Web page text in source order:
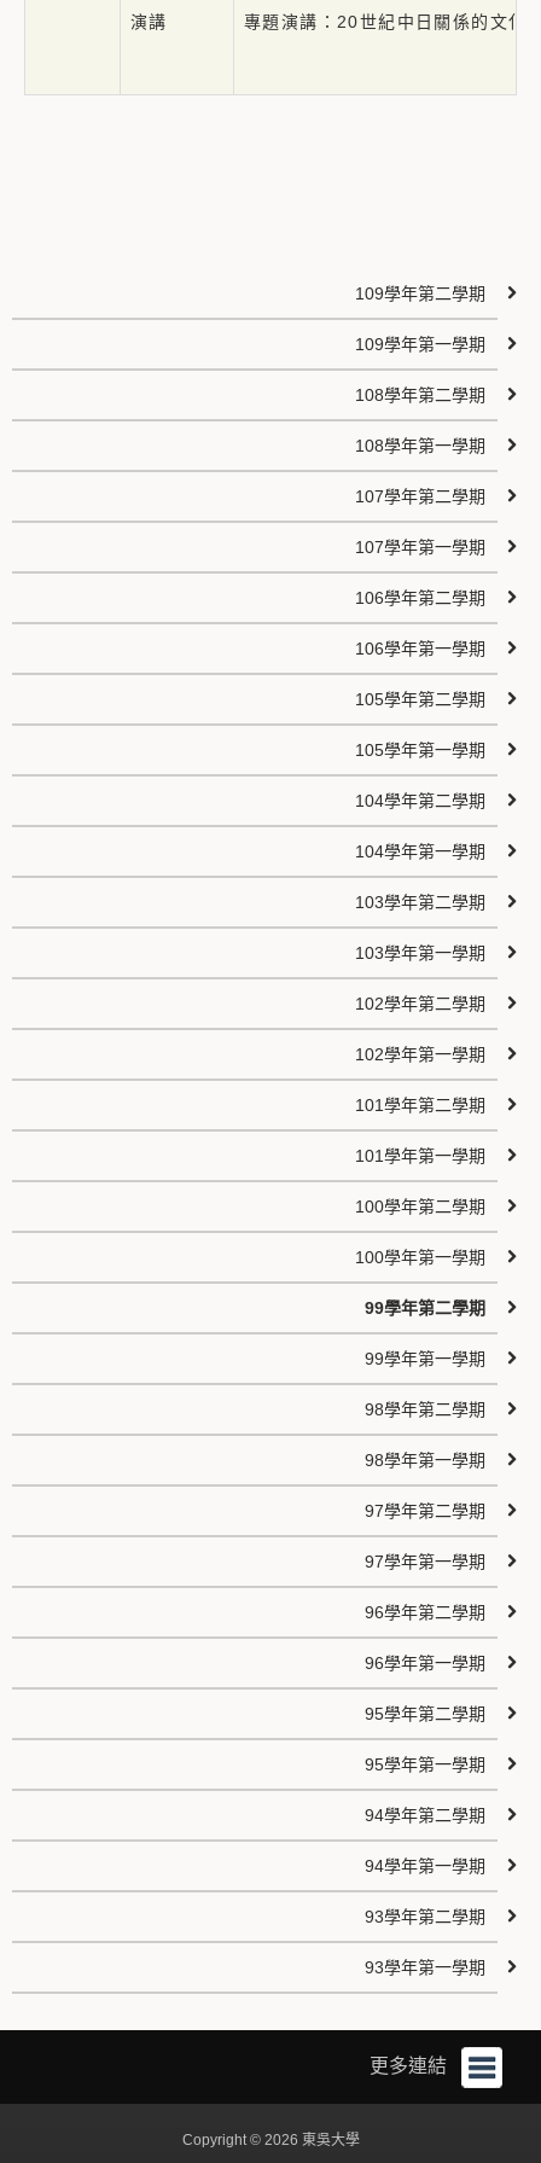
演講 專題演講：20世紀中日關係的文化
109學年第二學期
109學年第一學期
108學年第二學期
108學年第一學期
107學年第二學期
107學年第一學期
106學年第二學期
106學年第一學期
105學年第二學期
105學年第一學期
104學年第二學期
104學年第一學期
103學年第二學期
103學年第一學期
102學年第二學期
102學年第一學期
101學年第二學期
101學年第一學期
100學年第二學期
100學年第一學期
99學年第二學期
99學年第一學期
98學年第二學期
98學年第一學期
97學年第二學期
97學年第一學期
96學年第二學期
96學年第一學期
95學年第二學期
95學年第一學期
94學年第二學期
94學年第一學期
93學年第二學期
93學年第一學期
更多連結
Copyright © 2026 東吳大學